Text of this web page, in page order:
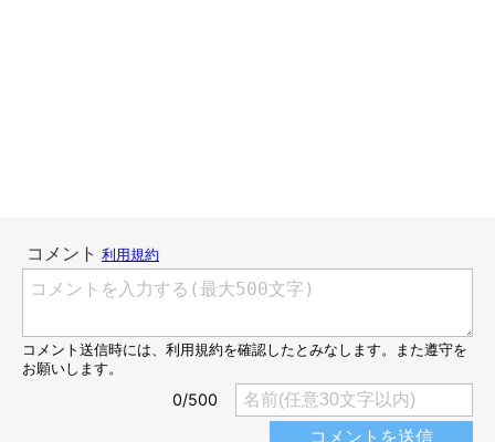
由に飛び回って存分に楽しんでいるようです！
こんなに気に入ってもらえたら、飼い主さんも嬉しいですよね。